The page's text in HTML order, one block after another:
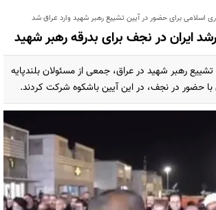
اسلامی برای حضور در آیین تشییع رهبر شهید وارد عراق شد
ایران در نجف برای بدرقه رهبر شهید
رهبر شهید در عراق، جمعی از مسئولان بلندپایه
با حضور در نجف، در این آیین باشکوه شرکت کردند.